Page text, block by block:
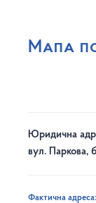
Мапа
Юридична
вул. Паркова,
Фактична